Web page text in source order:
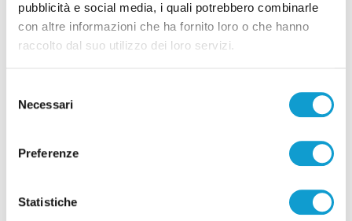
pubblicità e social media, i quali potrebbero combinarle
con altre informazioni che ha fornito loro o che hanno
raccolto dal suo utilizzo dei loro servizi.
delNecessari
Preferenze
Statistiche